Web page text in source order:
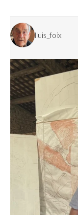
lluis_foix